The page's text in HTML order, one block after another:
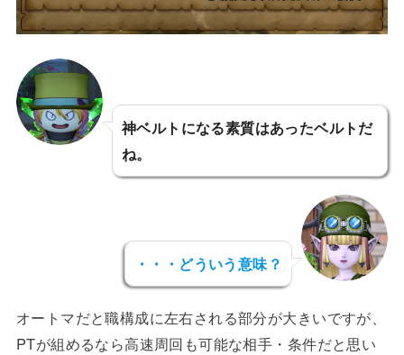
神ベルトになる素質はあったベルトだ
ね。
・・・どういう意味？
オートマだと職構成に左右される部分が大きいですが、
PTが組めるなら高速周回も可能な相手・条件だと思い